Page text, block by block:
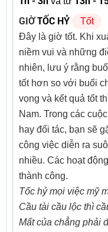
GIỜTỐC HỶ
Tốt
Đây là giờ tốt. Khi
niềm vui và những
nhiên, lưu ý rằng
tốt hơn so với buổi
vọng và kết quả tốt
Nam. Trong các
hay đối tác, bạn sẽ
công việc diễn ra
nhiều. Các hoạt
thành công.
Tốc hỷ mọi việc mỹ
Cầu tài cầu lộc thì
Mất của chẳng phải